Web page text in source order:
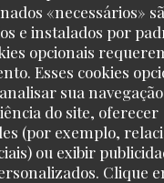
«necessários»
e instalados por
opcionais
Esses cookies
sua
do site, oferecer
(por exemplo,
ou exibir
Clique
, repas de qualité
2 3